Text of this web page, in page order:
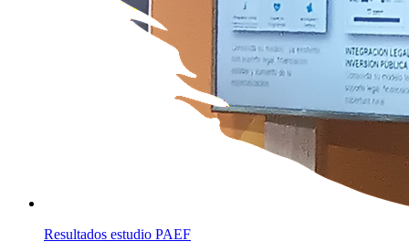
Resultados estudio PAEF